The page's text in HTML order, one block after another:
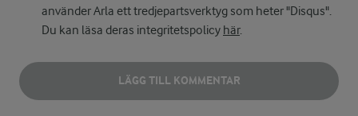
använder Arla ett tredjepartsverktyg som heter "Disqus".
Du kan läsa deras integritetspolicy här.
LÄGG TILL KOMMENTAR